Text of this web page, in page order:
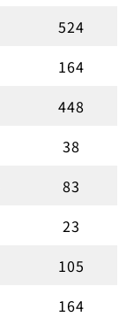
524
164
448
38
83
23
105
164